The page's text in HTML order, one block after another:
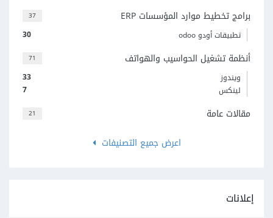
37 برامج تخطيط موارد المؤسسات ERP
30 تطبيقات أودو odoo
71 أنظمة تشغيل الحواسيب والهواتف
33
ويندوز
7
لينكس
21
مقالات عامة
اعرض جميع التصنيفات
إعلانات